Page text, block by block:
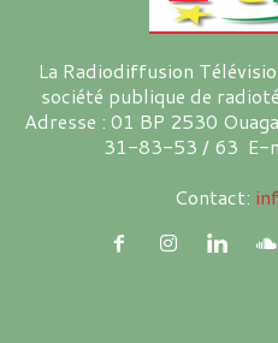
La Radiodiffusion
société publique de
Adresse : 01 BP 2530
31-83-53 / 63 E-
Contact: